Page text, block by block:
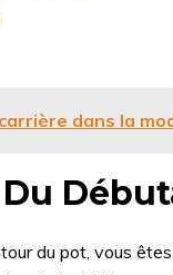
dans la
du pot, vous